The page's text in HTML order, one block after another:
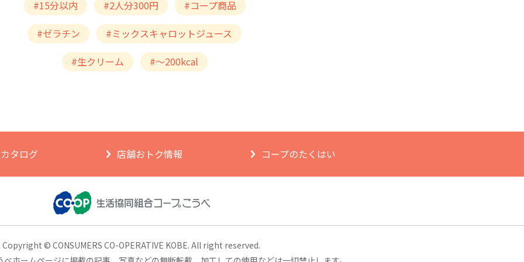
#15分以内 #2人分300円
#コープ商品
#ゼラチン
#ミックスキャロットジュース
#生クリーム
#～200kcal
タログ 店舗おトク情報 コープのたくはい
Copyright © CONSUMERS CO-OPERATIVE KOBE. All right reserved.